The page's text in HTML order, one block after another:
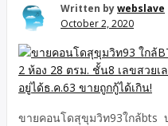
Written bywebslave
October 2, 2020
ขายคอนโดสุขุมวิท93ใกล้bts